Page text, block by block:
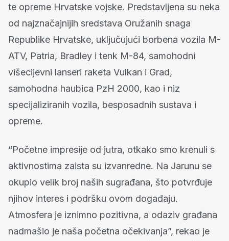
te opreme Hrvatske vojske. Predstavljena su neka
od najznačajnijih sredstava Oružanih snaga
Republike Hrvatske, uključujući borbena vozila M-
ATV, Patria, Bradley i tenk M-84, samohodni
višecijevni lanseri raketa Vulkan i Grad,
samohodna haubica PzH 2000, kao i niz
specijaliziranih vozila, besposadnih sustava i
opreme.
“Početne impresije od jutra, otkako smo krenuli s
aktivnostima zaista su izvanredne. Na Jarunu se
okupio velik broj naših sugrađana, što potvrđuje
njihov interes i podršku ovom događaju.
Atmosfera je iznimno pozitivna, a odaziv građana
nadmašio je naša početna očekivanja”, rekao je